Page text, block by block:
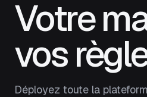
Votre
vos
Déployez toute la